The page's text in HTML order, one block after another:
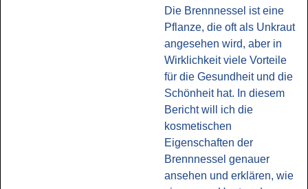
Die Brennnessel ist eine
Pflanze, die oft als Unkraut
angesehen wird, aber in
Wirklichkeit viele Vorteile
für die Gesundheit und die
Schönheit hat. In diesem
Bericht will ich die
kosmetischen
Eigenschaften der
Brennnessel genauer
ansehen und erklären, wie